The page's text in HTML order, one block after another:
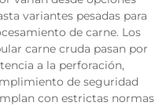
variantes pesadas para
de carne. Los
carne cruda pasan por
a la perforación,
de seguridad
con estrictas normas